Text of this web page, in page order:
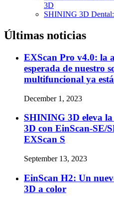
3D
SHINING 3D Dental:
Últimas noticias
EXScan Pro v4.0: la
esperada de nuestro
multifuncional ya
December 1, 2023
SHINING 3D eleva la
3D con EinScan-SE/
EXScan S
September 13, 2023
EinScan H2: Un
3D a color